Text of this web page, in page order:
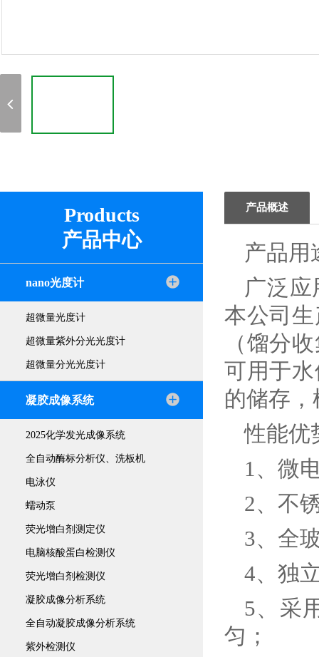
Products
产品中心
nano光度计
超微量光度计
超微量紫外分光光度计
超微量分光光度计
凝胶成像系统
2025化学发光成像系统
全自动酶标分析仪、洗板机
电泳仪
蠕动泵
荧光增白剂测定仪
电脑核酸蛋白检测仪
荧光增白剂检测仪
凝胶成像分析系统
全自动凝胶成像分析系统
紫外检测仪
产品概述
产品用
广泛
本公司
（馏分
可用于
的储存
性能优
1、微
2、不
3、全
4、独
5、采
匀；